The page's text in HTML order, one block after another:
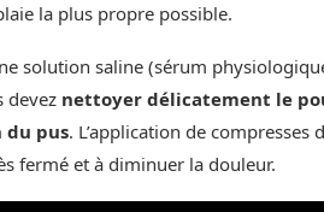
la plus propre possible.
solution saline (sérum
devez nettoyer délicatement le
du pus. L’application de compresses
fermé et à diminuer la douleur.